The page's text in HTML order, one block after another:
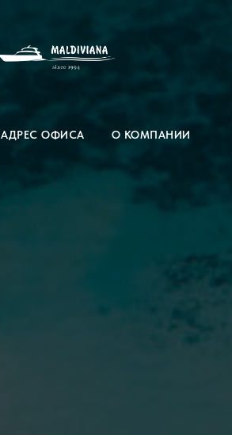
АДРЕС ОФИСА О КОМПАНИИ